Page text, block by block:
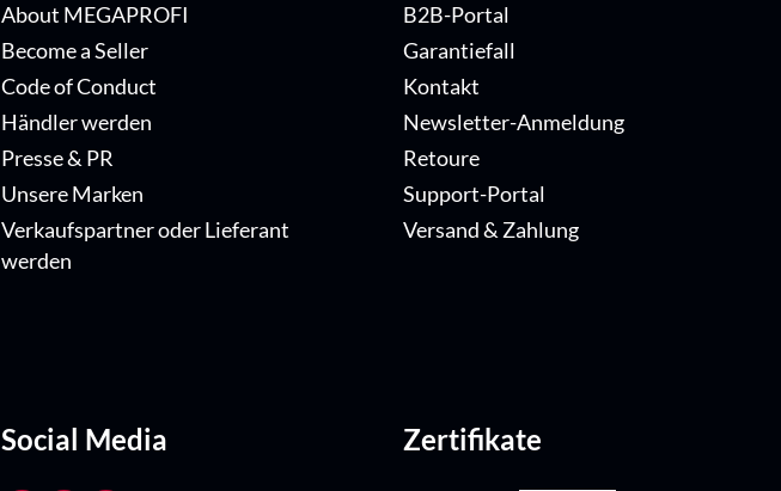
About MEGAPROFI
Become a Seller
Code of Conduct
Händler werden
Presse & PR
Unsere Marken
Verkaufspartner oder Lieferant
werden
B2B-Portal
Garantiefall
Kontakt
Newsletter-Anmeldung
Retoure
Support-Portal
Versand & Zahlung
Social Media Zertifikate